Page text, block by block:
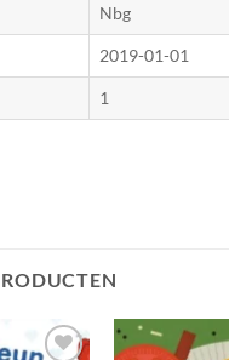
Nbg
2019-01-01
1